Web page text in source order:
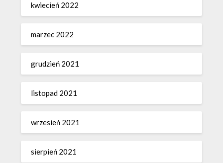
kwiecień 2022
marzec 2022
grudzień 2021
listopad 2021
wrzesień 2021
sierpień 2021